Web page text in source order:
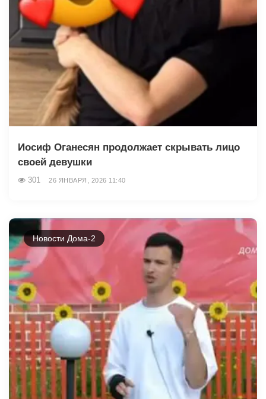
Иосиф Оганесян продолжает скрывать лицо
своей девушки
301 26 ЯНВАРЯ, 2026 11:40
Новости Дома-2